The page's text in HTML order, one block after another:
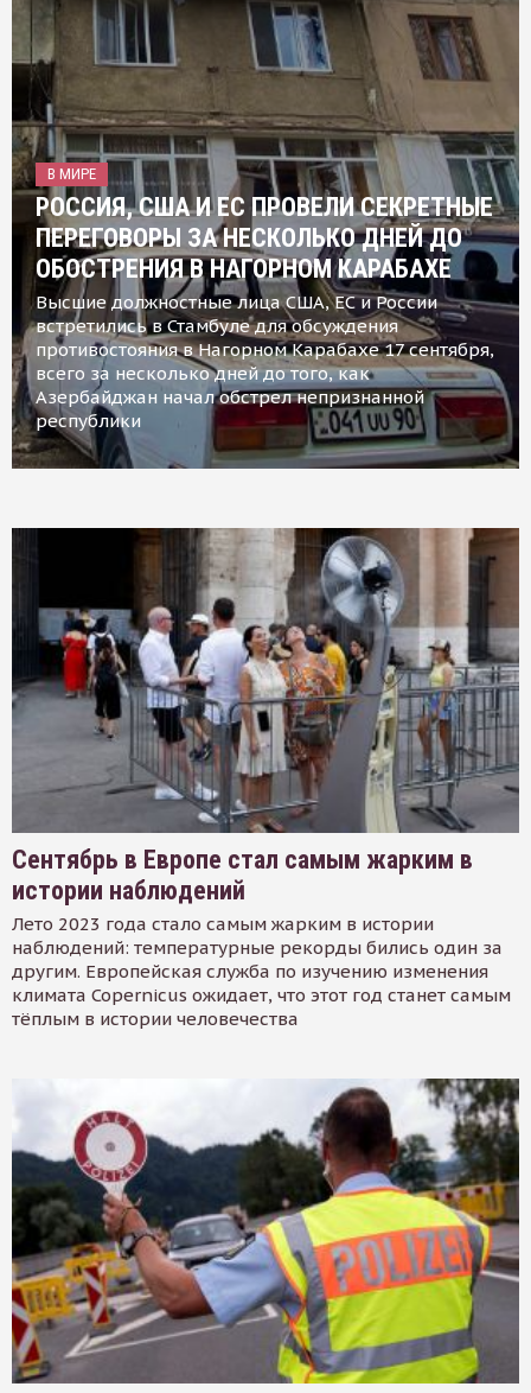
В МИРЕ
РОССИЯ, США И ЕС ПРОВЕЛИ СЕКРЕТНЫЕ
ПЕРЕГОВОРЫ ЗА НЕСКОЛЬКО ДНЕЙ ДО
ОБОСТРЕНИЯ В НАГОРНОМ КАРАБАХЕ
Высшие должностные лица США, ЕС и России
встретились в Стамбуле для обсуждения
противостояния в Нагорном Карабахе 17 сентября,
всего за несколько дней до того, как
Азербайджан начал обстрел непризнанной
республики
Сентябрь в Европе стал самым жарким в
истории наблюдений
Лето 2023 года стало самым жарким в истории
наблюдений: температурные рекорды бились один за
другим. Европейская служба по изучению изменения
климата Copernicus ожидает, что этот год станет самым
тёплым в истории человечества